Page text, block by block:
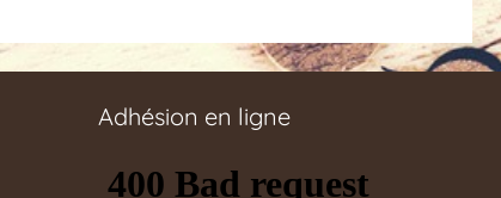
Adhésion en ligne